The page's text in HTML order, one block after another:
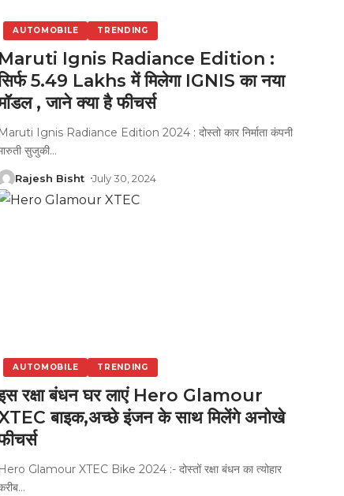
AUTOMOBILE TRENDING
Maruti Ignis Radiance Edition :
5.49 Lakhs में मिलेगा IGNIS का नया
, जाने क्या है फीचर्स
Maruti Ignis Radiance Edition 2024 : दोस्तो कार निर्माता कंपनी
सुजुकी…
Rajesh Bisht July 30, 2024
AUTOMOBILE TRENDING
रक्षा बंधन घर लाएं Hero Glamour
बाइक,अच्छे इंजन के साथ मिलेंगे अनोखे
Hero Glamour XTEC Bike 2024 :- दोस्तों रक्षा बंधन का त्योहार
…